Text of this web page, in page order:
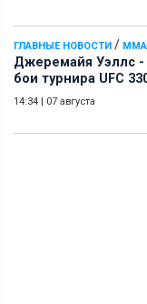
ГЛАВНЫЕ НОВОСТИ / ММА
Джеремайя Уэллс
бои турнира UFC
14:34 | 07 августа